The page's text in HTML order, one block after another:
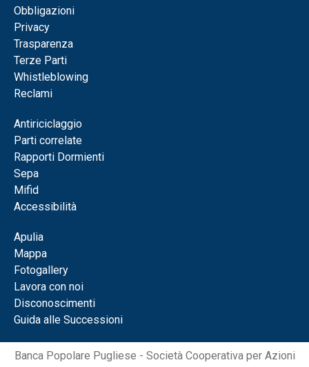
Obbligazioni
Privacy
Trasparenza
Terze Parti
Whistleblowing
Reclami
Antiriciclaggio
Parti correlate
Rapporti Dormienti
Sepa
Mifid
Accessibilità
Apulia
Mappa
Fotogallery
Lavora con noi
Disconoscimenti
Guida alle Successioni
Banca Popolare Pugliese - Società Cooperativa per Azioni